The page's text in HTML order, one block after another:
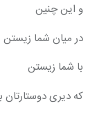
و این چنین
در میان شما زیستن
با شما زیستن
که دیری دوستارتان